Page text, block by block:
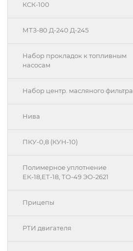
КСК-100
МТЗ-80 Д-240 Д-245
Набор прокладок к топливным
насосам
Набор центр. масляного фильтра
Нива
ПКУ-0,8 (КУН-10)
Полимерное уплотнение
ЕК-18,ЕТ-18, ТО-49 ЭО-2621
Прицепы
РТИ двигателя